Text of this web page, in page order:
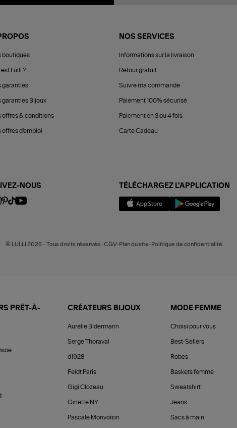
boutiques
Lulli ?
garanties
garanties Bijoux
offres & conditions
offres d'emploi
NOS SERVICES
Informations sur la livraison
Retour gratuit
Suivre ma commande
Paiement 100% sécurisé
Paiement en 3 ou 4 fois
Carte Cadeau
NOUS TÉLÉCHARGEZ L'APPLICATION
© LULLI 2025 - Tous droits réservés -CGV-Plan du site-Politique de confidentialité
PRÊT-À-
CRÉATEURS BIJOUX
Aurélie Bidermann
Serge Thoraval
d1928
Feidt Paris
Gigi Clozeau
Ginette NY
Pascale Monvoisin
MODE FEMME
Choisi pour vous
Best-Sellers
Robes
Baskets femme
Sweatshirt
Jeans
Sacs à main